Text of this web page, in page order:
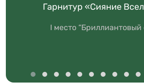
Гарнитур «Сияние
I место “Бриллиантовый